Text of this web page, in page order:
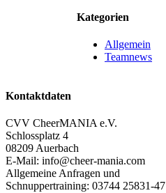
Kategorien
Allgemein
Teamnews
Kontaktdaten
CVV CheerMANIA e.V.
Schlossplatz 4
08209 Auerbach
E-Mail: info@cheer-mania.com
Allgemeine Anfragen und
Schnuppertraining: 03744 25831-47